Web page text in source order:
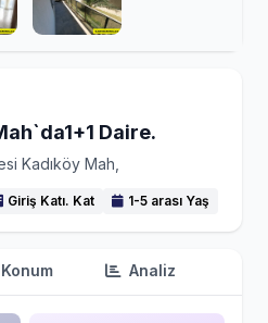
Daire.
Kadıköy Mah,
Giriş Katı. Kat 1-5 arası Yaş
Konum Analiz